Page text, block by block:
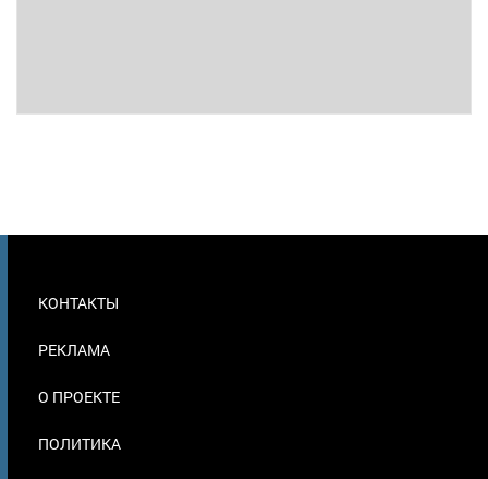
В
КОНТАКТЫ
РЕКЛАМА
О ПРОЕКТЕ
ПОЛИТИКА